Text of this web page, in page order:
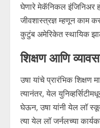
घेणारे मेकॅनिकल इंजिनिअर
जीवशास्त्रज्ञ म्हणून काम
कुटुंब अमेरिकेत स्थायिक
शिक्षण आणि
उषा यांचे प्रारंभिक शिक्षण
त्यानंतर, येल
घेऊन, उषा यांनी येल लॉ
त्या येल लॉ जर्नलच्या